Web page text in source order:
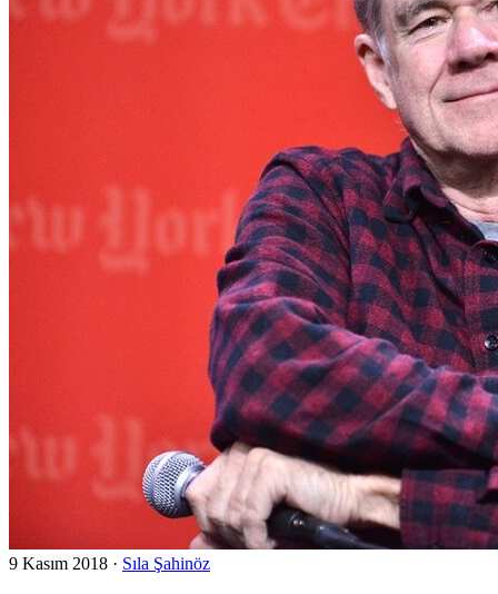
9 Kasım 2018 · Sıla Şahinöz